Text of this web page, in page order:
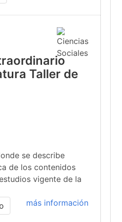
Taller de
se describe
de los contenidos
vigente de la
más información